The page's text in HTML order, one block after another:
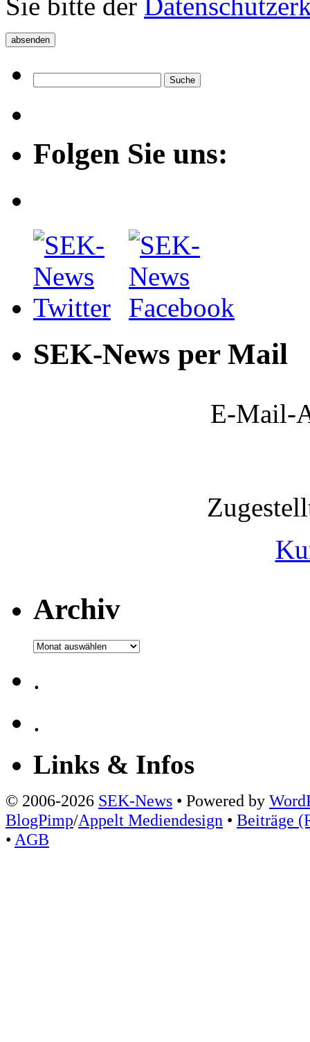
Folgen Sie uns:
SEK-News per Mail
E-Mail-
Archiv
Archiv
.
.
Links & Infos
© 2006-2026 SEK-News • Powered by
BlogPimp/Appelt Mediendesign • Beiträge
• AGB